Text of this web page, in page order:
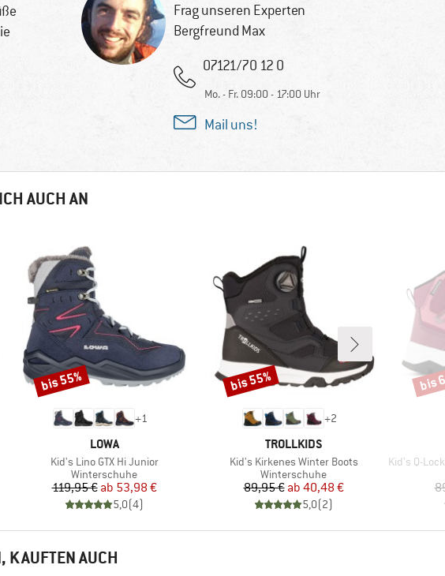
Frag unseren Experten
Bergfreund Max
07121/70 12 0
Mo. - Fr. 09:00 - 17:00 Uhr
Mail uns!
AUCH AN
+1
MARKE
LOWA
Artikel
Kid's Lino GTX Hi Junior
Produktgruppe
Winterschuhe
Preis
119,95 € reduzierter Preis
ab 53,98 €
5,0(4)
Rabatt
bis 55%
+2
MARKE
TROLLKIDS
Artikel
Kid's Kirkenes Winter Boots
Produktgruppe
Winterschuhe
Preis
89,95 € reduzierter Preis
ab 40,48 €
5,0(2)
Rabatt
bis 55%
Artikel
Kid's Q-
bis
KAUFTEN AUCH